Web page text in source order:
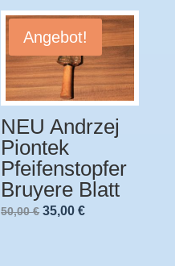
Angebot!
NEU Andrzej
Piontek
Pfeifenstopfer
Bruyere Blatt
50,00€ Ursprünglicher
35,00€Aktueller